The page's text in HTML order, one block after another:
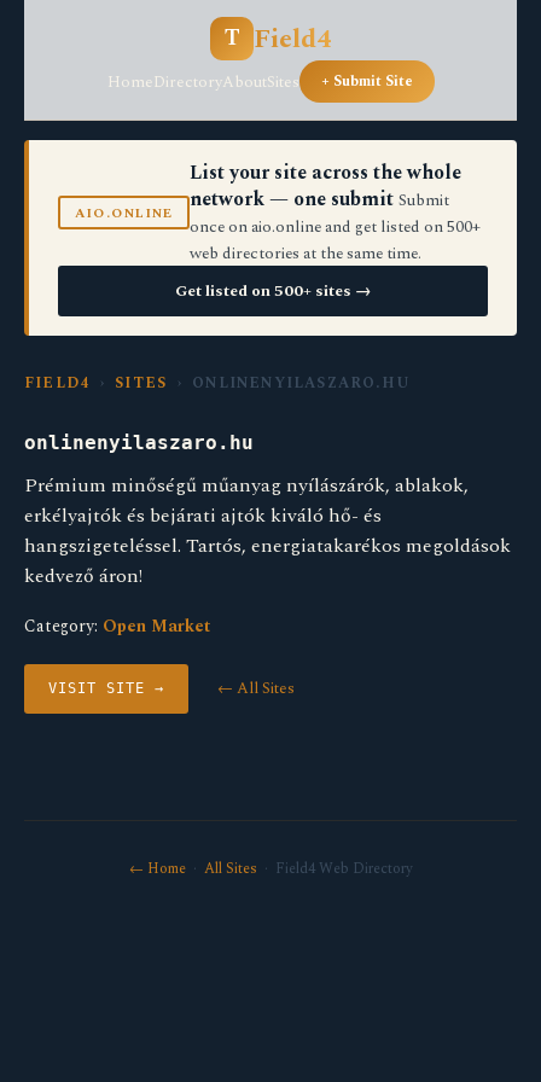
T Field4
HomeDirectoryAboutSites + Submit Site
AIO.ONLINE
List your site across the whole
network — one submit Submit
once on aio.online and get listed on 500+
web directories at the same time.
Get listed on 500+ sites →
FIELD4 › SITES › ONLINENYILASZARO.HU
onlinenyilaszaro.hu
Prémium minőségű műanyag nyílászárók, ablakok,
erkélyajtók és bejárati ajtók kiváló hő- és
hangszigeteléssel. Tartós, energiatakarékos megoldások
kedvező áron!
Category: Open Market
VISIT SITE → ← All Sites
← Home· All Sites · Field4 Web Directory